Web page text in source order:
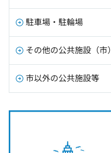
駐車場・駐輪場
その他の公共施設（市）
市以外の公共施設等